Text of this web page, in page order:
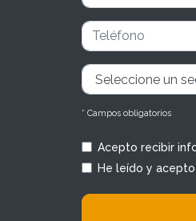
* Campos obligatorios
Acepto recibir
He leído y